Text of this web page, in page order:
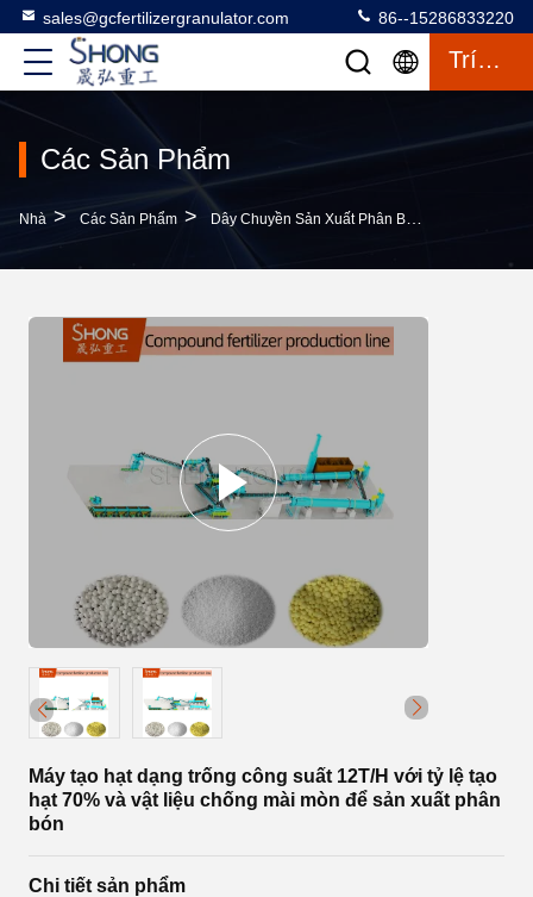
sales@gcfertilizergranulator.com 86--15286833220
Trích Dẫn
Các Sản Phẩm
Nhà > Các Sản Phẩm > Dây Chuyền Sản Xuất Phân Bón Hỗn Hợp
Máy tạo hạt dạng trống công suất 12T/H với tỷ lệ tạo
hạt 70% và vật liệu chống mài mòn để sản xuất phân
bón
Chi tiết sản phẩm